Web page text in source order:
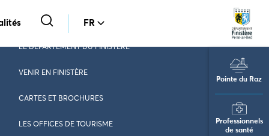
FR
Pointe du Raz
Professionnels
de santé
LE DÉPARTEMENT DU FINISTÈRE
VENIR EN FINISTÈRE
CARTES ET BROCHURES
LES OFFICES DE TOURISME